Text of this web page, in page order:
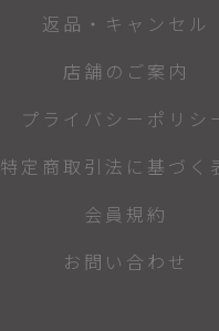
返品・キャンセル
店舗のご案内
プライバシーポリシ
特定商取引法に基づく
会員規約
お問い合わせ